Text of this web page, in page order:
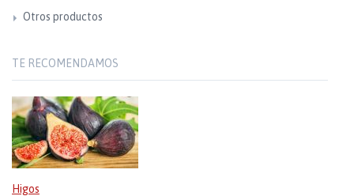
Otros productos
TE RECOMENDAMOS
Higos